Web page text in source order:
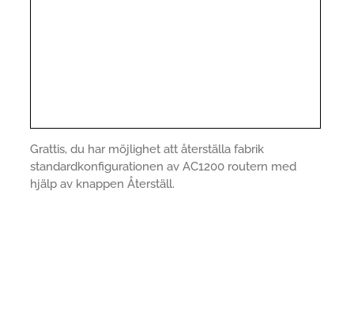
Grattis, du har möjlighet att återställa fabrik
standardkonfigurationen av AC1200 routern med
hjälp av knappen Återställ.